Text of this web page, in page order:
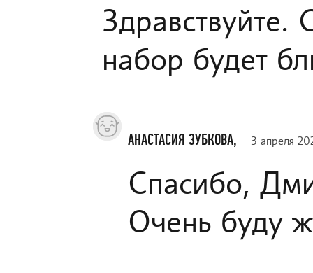
Здравствуйте.
набор будет
АНАСТАСИЯ ЗУБКОВА, 3 апреля
Спасибо,
Очень буду